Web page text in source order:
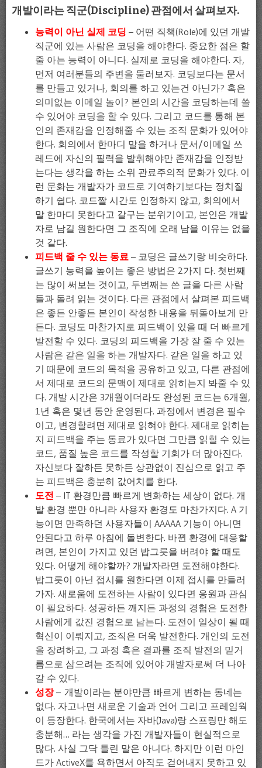
개발이라는 직군(Discipline) 관점에서 살펴보자.
능력이 아닌 실제 코딩 – 어떤 직책(Role)에 있던 개발
직군에 있는 사람은 코딩을 해야한다. 중요한 점은 할
줄 아는 능력이 아니다. 실제로 코딩을 해야한다. 자,
먼저 여러분들의 주변을 둘러보자. 코딩보다는 문서
를 만들고 있거나, 회의를 하고 있는건 아닌가? 혹은
의미없는 이메일 놀이? 본인의 시간을 코딩하는데 쓸
수 있어야 코딩을 할 수 있다. 그리고 코드를 통해 본
인의 존재감을 인정해줄 수 있는 조직 문화가 있어야
한다. 회의에서 한마디 말을 하거나 문서/이메일 쓰
레드에 자신의 필력을 발휘해야만 존재감을 인정받
는다는 생각을 하는 소위 관료주의적 문화가 있다. 이
런 문화는 개발자가 코드로 기여하기보다는 정치질
하기 쉽다. 코드짤 시간도 인정하지 않고, 회의에서
말 한마디 못한다고 갈구는 분위기이고, 본인은 개발
자로 남길 원한다면 그 조직에 오래 남을 이유는 없을
것 같다.
피드백 줄 수 있는 동료 – 코딩은 글쓰기랑 비슷하다.
글쓰기 능력을 높이는 좋은 방법은 2가지 다. 첫번째
는 많이 써보는 것이고, 두번째는 쓴 글을 다른 사람
들과 돌려 읽는 것이다. 다른 관점에서 살펴본 피드백
은 좋든 안좋든 본인이 작성한 내용을 뒤돌아보게 만
든다. 코딩도 마찬가지로 피드백이 있을 때 더 빠르게
발전할 수 있다. 코딩의 피드백을 가장 잘 줄 수 있는
사람은 같은 일을 하는 개발자다. 같은 일을 하고 있
기 때문에 코드의 목적을 공유하고 있고, 다른 관점에
서 제대로 코드의 문맥이 제대로 읽히는지 봐줄 수 있
다. 개발 시간은 3개월이더라도 완성된 코드는 6개월,
1년 혹은 몇년 동안 운영된다. 과정에서 변경은 필수
이고, 변경할려면 제대로 읽혀야 한다. 제대로 읽히는
지 피드백을 주는 동료가 있다면 그만큼 읽힐 수 있는
코드, 품질 높은 코드를 작성할 기회가 더 많아진다.
자신보다 잘하든 못하든 상관없이 진심으로 읽고 주
는 피드백은 충분히 값어치를 한다.
도전 – IT 환경만큼 빠르게 변화하는 세상이 없다. 개
발 환경 뿐만 아니라 사용자 환경도 마찬가지다. A 기
능이면 만족하던 사용자들이 AAAAA 기능이 아니면
안된다고 하루 아침에 돌변한다. 바뀐 환경에 대응할
려면, 본인이 가지고 있던 밥그릇을 버려야 할 때도
있다. 어떻게 해야할까? 개발자라면 도전해야한다.
밥그릇이 아닌 접시를 원한다면 이제 접시를 만들러
가자. 새로움에 도전하는 사람이 있다면 응원과 관심
이 필요하다. 성공하든 깨지든 과정의 경험은 도전한
사람에게 값진 경험으로 남는다. 도전이 일상이 될 때
혁신이 이뤄지고, 조직은 더욱 발전한다. 개인의 도전
을 장려하고, 그 과정 혹은 결과를 조직 발전의 밑거
름으로 삼으려는 조직에 있어야 개발자로써 더 나아
갈 수 있다.
성장– 개발이라는 분야만큼 빠르게 변하는 동네는
없다. 자고나면 새로운 기술과 언어 그리고 프레임웍
이 등장한다. 한국에서는 자바(Java)랑 스프링만 해도
충분해… 라는 생각을 가진 개발자들이 현실적으로
많다. 사실 그닥 틀린 말은 아니다. 하지만 이런 마인
드가 ActiveX를 욕하면서 아직도 걷어내지 못하고 있